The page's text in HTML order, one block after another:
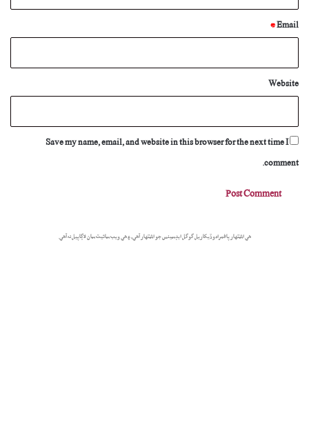
Email
*
Website
Save my name, email, and website in this browser for the next time I
comment.
هي اشتهار پاڻمرادو ڏيکاريل گوگل ايڊسينس جو اشتهار آهي، ۽ هي ويب سائيٽ سان لاڳاپيل نه آهي.